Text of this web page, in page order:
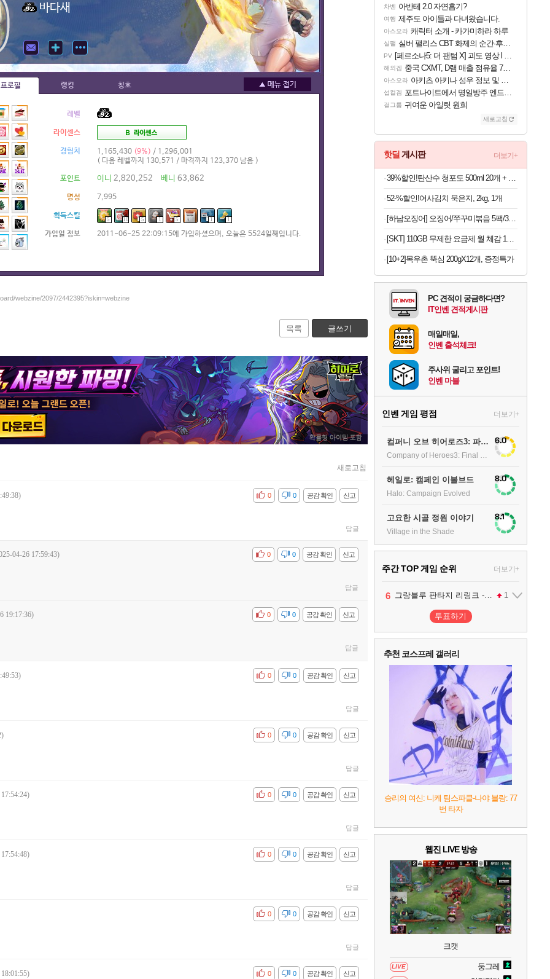
바다새
프로필 랭킹 칭호
레벨
라이센스
경험치 1,165,430 (9%) / 1,296,001
( 다음 레벨까지 130,571 / 마격까지 123,370 남음 )
포인트 이니 2,820,252 베니 63,862
명성 7,995
획득스킬 5 10 5 1 5 1 1
가입일 정보 2011-06-25 22:09:15에 가입하셨으며, 오늘은 5524일째입니다.
webzine/2097/2442395?iskin=webzine
목록 글쓰기
새로고침
신고
공감 확인
비공감 0
0
답글
04-26 17:59:43) 신고
공감 확인
비공감 0
0
답글
19:17:36) 신고
공감 확인
비공감 0
0
답글
신고
공감 확인
비공감 0
0
답글
신고
공감 확인
비공감 0
0
답글
신고
공감 확인
비공감 0
0
답글
신고
공감 확인
비공감 0
0
답글
신고
공감 확인
비공감 0
0
답글
신고
공감 확인
비공감 0
0
차벤 아반테 2.0 자연흡기?
여행 제주도 아이들과 다녀왔습니다.
아스오라 캐릭터 소개 - 카가미하라 하루
실팰 실버 팰리스 CBT 화제의 순간·후기 모음
PV [페르소나5: 더 팬텀 X] 괴도 영상 l 타카마키 안·댄싱 스타
해외겜 중국 CXMT, D램 매출 점유율 7%…글로벌 4위로 부상
아스오라 아키츠 아키나 성우 정보 및 주요 필모
섭컬겜 포트나이트에서 명일방주 엔드필드 [펠리카] 판매 예정
걸그룹 귀여운 아일릿 원희
새로고침
핫딜 게시판 더보기+
39%할인!탄산수 청포도 500ml 20개 + 레몬 500ml 20개, 40개
52-%할인!어사김치 묵은지, 2kg, 1개
[하남오징어] 오징어/쭈꾸미볶음 5팩/3팩 (보통맛/매운맛)(딜)
[SKT] 110GB 무제한 요금제 월 체감 15,000원 | 약정 없음 + 첫 달 전액 환급 + 티빙 무료 + 2만 추가 지급(첫 달)
[10+2]목우촌 뚝심 200gX12개, 증정특가
PC 견적이 궁금하다면?
IT인벤 견적게시판
매일매일,
인벤 출석체크!
주사위 굴리고 포인트!
인벤 마블
인벤 게임 평점 더보기+
컴퍼니 오브 히어로즈3: 파이널 스탠드 6.0
헤일로: 캠페인 이볼브드
Halo: Campaign Evolved
8.0
고요한 시골 정원 이야기
Village in the Shade
8.1
주간 TOP 게임 순위 더보기+
1 팰월드
2 어쌔신 크리드: 블랙 플래그 리싱크드 1
3 프로야구스피리츠2026 2
4 드래곤소드 : 어웨이크닝 2
5 블라인드 삼국 1
6 그랑블루 판타지 리링크 - 엔드리스 라그나로크 1
7 리듬 천국 미라클 스타즈 2
헤일로: 캠페인 이볼브드 2
캡틴 츠바사 2 월드 파이터즈
레고 배트맨: 레거시 오브 더 다크 나이트
투표하기
추천 코스프레 갤러리
승리의 여신: 니케 팀스파클-나야 블랑: 77
번 타자
웹진 LIVE 방송
크캣
LIVE 둥그레